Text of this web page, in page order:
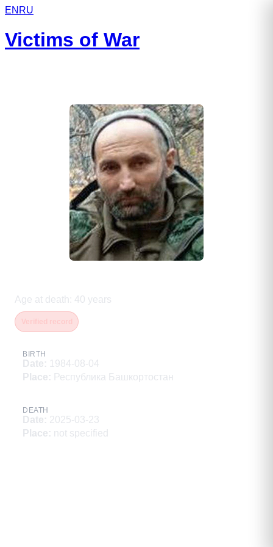
EN RU
Victims of War
Age at death : 40 years
BIRTH
Date: 1984-08-04
Place: Республика Башкортостан
DEATH
Date: 2025-03-23
Place: not specified